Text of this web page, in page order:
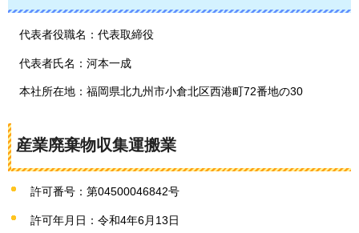
代表者役職名：代表取締役
代表者氏名：河本一成
本社所在地：福岡県北九州市小倉北区西港町72番地の30
産業廃棄物収集運搬業
許可番号：第04500046842号
許可年月日：令和4年6月13日